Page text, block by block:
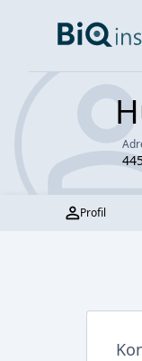
Profil